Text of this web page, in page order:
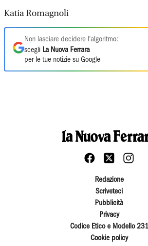
Katia Romagnoli
Non lasciare decidere l'algoritmo:
scegli La Nuova Ferrara
per le tue notizie su Google
Redazione
Scriveteci
Pubblicità
Privacy
Codice Etico e Modello 231
Cookie policy